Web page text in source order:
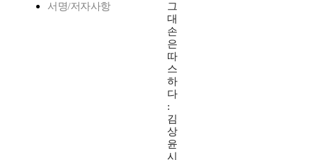
서명/저자사항
그
대
손
은
따
스
하
다
:
김
상
윤
시